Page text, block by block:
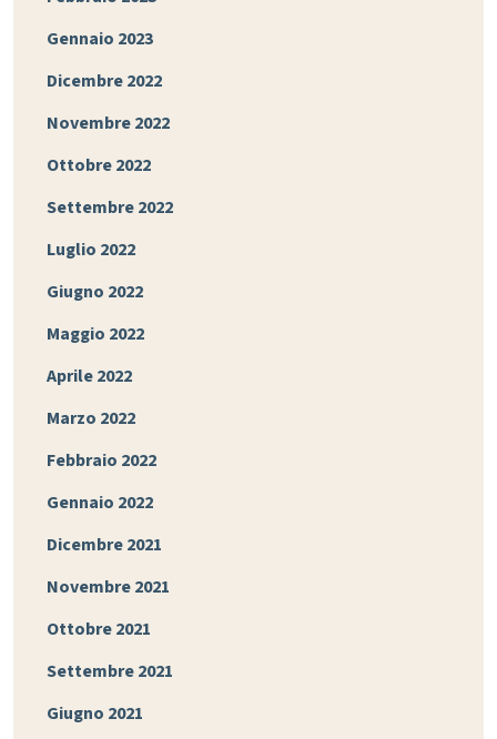
Gennaio 2023
Dicembre 2022
Novembre 2022
Ottobre 2022
Settembre 2022
Luglio 2022
Giugno 2022
Maggio 2022
Aprile 2022
Marzo 2022
Febbraio 2022
Gennaio 2022
Dicembre 2021
Novembre 2021
Ottobre 2021
Settembre 2021
Giugno 2021